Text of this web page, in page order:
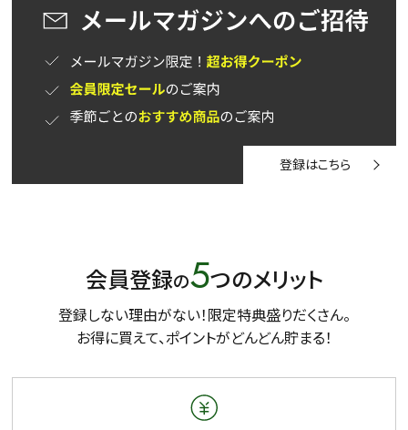
登録はこちら
会員登録の5つのメリット
登録しない理由がない！限定特典盛りだくさん。
お得に買えて、ポイントがどんどん貯まる！